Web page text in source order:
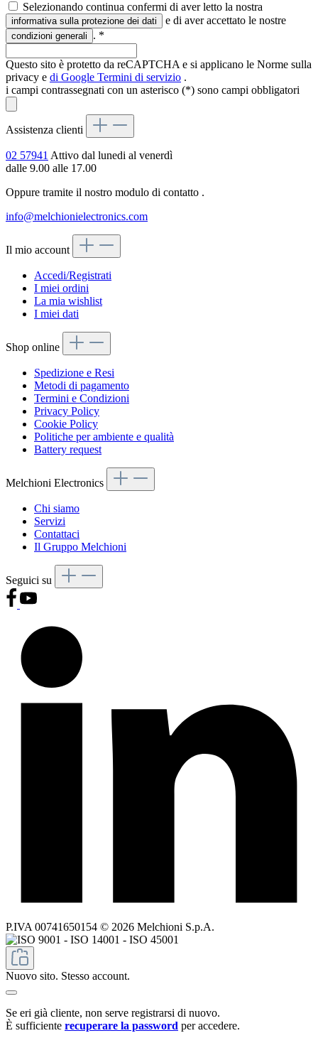
Selezionando continua confermi di aver letto la nostra
informativa sulla protezione dei dati e di aver accettato le nostre
condizioni generali . *
Questo sito è protetto da reCAPTCHA e si applicano le Norme sulla
privacy e di Google Termini di servizio .
i campi contrassegnati con un asterisco (*) sono campi obbligatori
Assistenza clienti
02 57941 Attivo dal lunedi al venerdì
dalle 9.00 alle 17.00
Oppure tramite il nostro modulo di contatto .
info@melchionielectronics.com
Il mio account
Accedi/Registrati
I miei ordini
La mia wishlist
I miei dati
Shop online
Spedizione e Resi
Metodi di pagamento
Termini e Condizioni
Privacy Policy
Cookie Policy
Politiche per ambiente e qualità
Battery request
Melchioni Electronics
Chi siamo
Servizi
Contattaci
Il Gruppo Melchioni
Seguici su
P.IVA 00741650154 © 2026 Melchioni S.p.A.
Nuovo sito. Stesso account.
Se eri già cliente, non serve registrarsi di nuovo.
È sufficiente recuperare la password per accedere.